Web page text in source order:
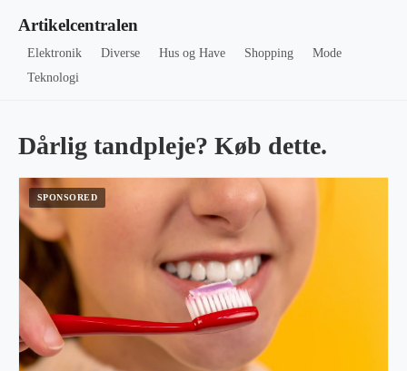
Artikelcentralen
Elektronik Diverse Hus og Have Shopping
Mode
Teknologi
Dårlig tandpleje? Køb dette.